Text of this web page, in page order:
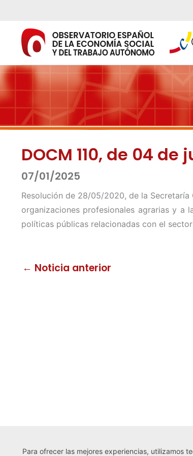
contenido
DOCM 110, de 04 de
07/01/2025
Resolución de 28/05/2020, de la
organizaciones profesionales agrarias y a
políticas públicas relacionadas con el
← Noticia anterior
Para ofrecer las mejores experiencias, utilizamos